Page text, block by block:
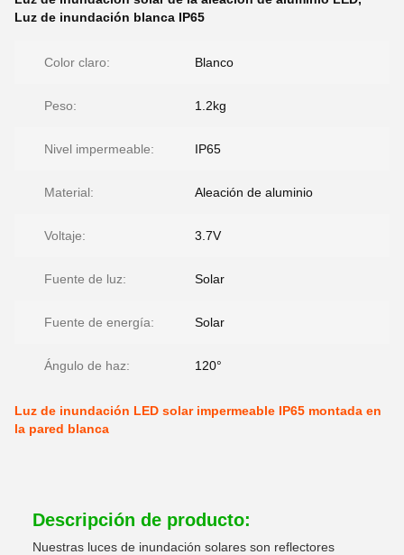
Luz de inundación blanca IP65
Color claro: Blanco
Peso: 1.2kg
Nivel impermeable: IP65
Material: Aleación de aluminio
Voltaje: 3.7V
Fuente de luz: Solar
Fuente de energía: Solar
Ángulo de haz: 120°
Luz de inundación LED solar impermeable IP65 montada en
la pared blanca
Descripción de producto:
Nuestras luces de inundación solares son reflectores